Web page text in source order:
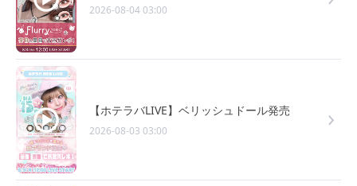
2026-08-04 03:00
【ホテラバLIVE】ベリッシュドール発売
2026-08-03 03:00